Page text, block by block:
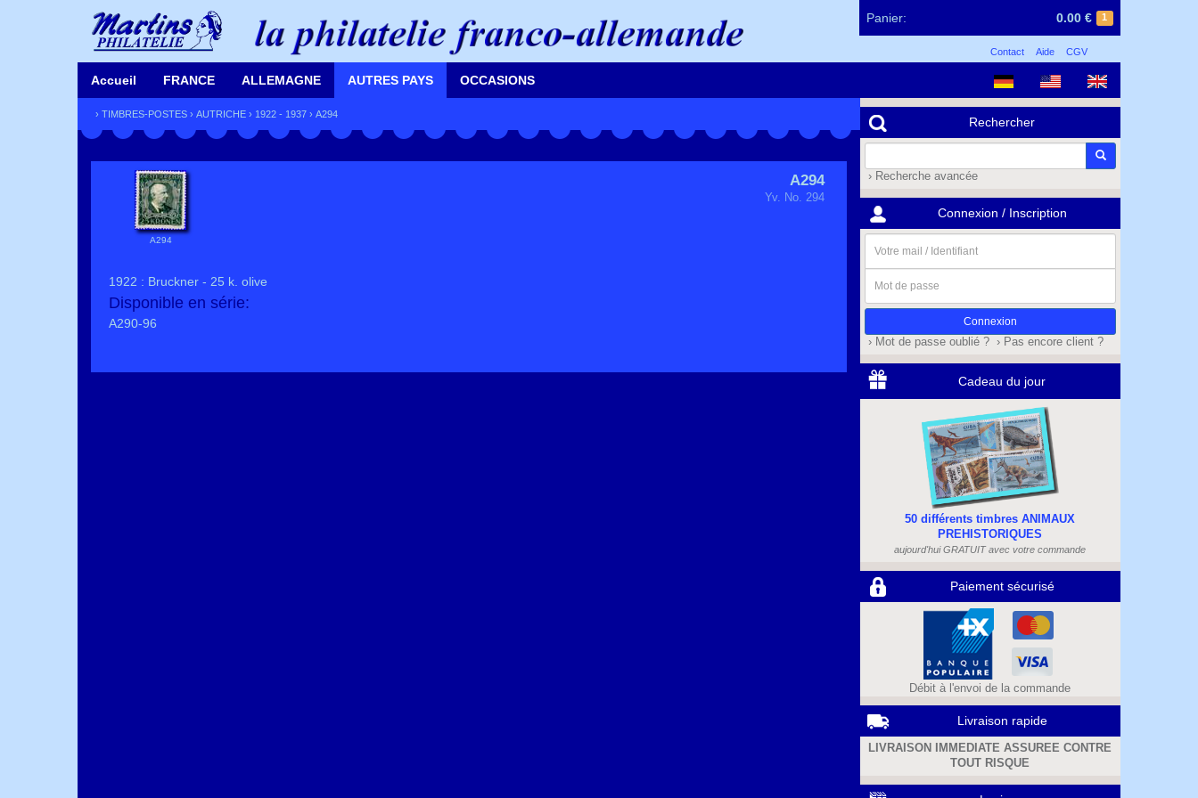
Panier: 1
0.00 €
Contact Aide CGV
Accueil FRANCE ALLEMAGNE AUTRES PAYS OCCASIONS
› TIMBRES-POSTES › AUTRICHE › 1922 - 1937 › A294
A294
A294
Yv. No. 294
1922 : Bruckner - 25 k. olive
Disponible en série:
A290-96
Rechercher
› Recherche avancée
Connexion / Inscription
mail
/
Identifiant
de
passe
› Mot de passe oublié ? › Pas encore client ?
Cadeau du jour
50 différents timbres ANIMAUX
PREHISTORIQUES
aujourd'hui GRATUIT avec votre commande
Paiement sécurisé
Débit à l'envoi de la commande
Livraison rapide
LIVRAISON IMMEDIATE ASSUREE CONTRE
TOUT RISQUE